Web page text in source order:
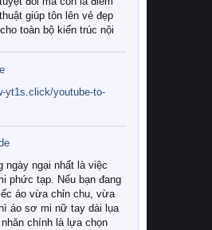
giúp tôn lên vẻ đẹp
toàn bộ kiến trúc nội
thị trường đa dạng
hiệu và mẫu mã
làm thế nào để chọn
bộ chăn ga gối đệm cao
chất lượng, phù hợp với
cầu sử dụng của gia
chúng tôi đi tìm lời
tiết qua bài viết dưới đây.
gia đình hiện đại lại ưa
ga gối đệm cao cấp?
yt1s.click/youtube-to-
ngày ngại nhất là việc
phức tạp. Nếu bạn đang
áo vừa chỉn chu, vừa
áo sơ mi nữ tay dài lụa
chính là lựa chọn